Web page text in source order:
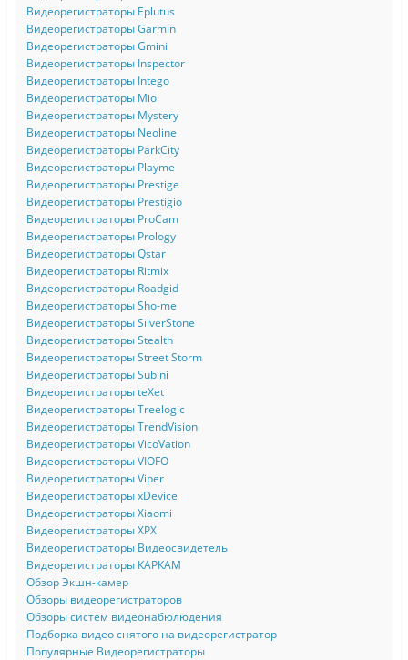
Видеорегистраторы Eplutus
Видеорегистраторы Garmin
Видеорегистраторы Gmini
Видеорегистраторы Inspector
Видеорегистраторы Intego
Видеорегистраторы Mio
Видеорегистраторы Mystery
Видеорегистраторы Neoline
Видеорегистраторы ParkCity
Видеорегистраторы Playme
Видеорегистраторы Prestige
Видеорегистраторы Prestigio
Видеорегистраторы ProCam
Видеорегистраторы Prology
Видеорегистраторы Qstar
Видеорегистраторы Ritmix
Видеорегистраторы Roadgid
Видеорегистраторы Sho-me
Видеорегистраторы SilverStone
Видеорегистраторы Stealth
Видеорегистраторы Street Storm
Видеорегистраторы Subini
Видеорегистраторы teXet
Видеорегистраторы Treelogic
Видеорегистраторы TrendVision
Видеорегистраторы VicoVation
Видеорегистраторы VIOFO
Видеорегистраторы Viper
Видеорегистраторы xDevice
Видеорегистраторы Xiaomi
Видеорегистраторы XPX
Видеорегистраторы Видеосвидетель
Видеорегистраторы КАРКАМ
Обзор Экшн-камер
Обзоры видеорегистраторов
Обзоры систем видеонабюлюдения
Подборка видео снятого на видеорегистратор
Популярные Видеорегистраторы